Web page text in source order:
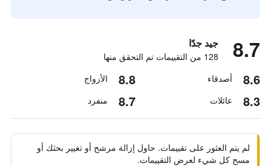
8.7 جيد جدًا
128 من التقييمات تم التحقق منها
8.6 أصدقاء 8.8 الأزواج
8.3 عائلات 8.7 منفرد
لم يتم العثور على تقييمات. حاول إزالة مرشح أو تغيير بحثك أو
مسح كل شيء لعرض التقييمات.